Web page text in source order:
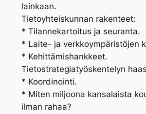
lainkaan.
Tietoyhteiskunnan rakenteet:
* Tilannekartoitus ja seuranta.
* Laite- ja verkkoympäristöjen
* Kehittämishankkeet.
Tietostrategiatyöskentelyn
* Koordinointi.
* Miten miljoona kansalaista
ilman rahaa?